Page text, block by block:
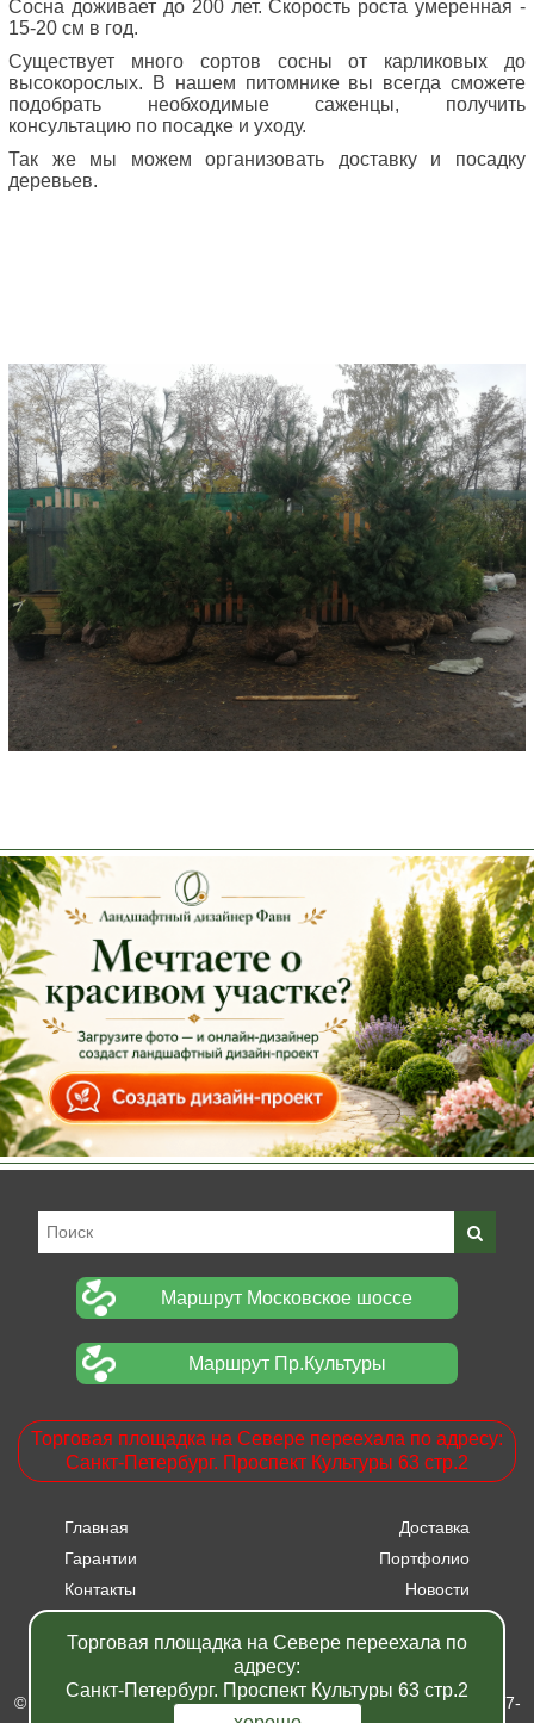
Сосна доживает до 200 лет. Скорость роста умеренная -
15-20 см в год.
Существует много сортов сосны от карликовых до
высокорослых. В нашем питомнике вы всегда сможете
подобрать необходимые саженцы, получить
консультацию по посадке и уходу.
Так же мы можем организовать доставку и посадку
деревьев.
Маршрут Московское шоссе
Маршрут Пр.Культуры
Торговая площадка на Севере переехала по адресу:
Санкт-Петербург. Проспект Культуры 63 стр.2
Главная
Доставка
Гарантии
Портфолио
Контакты
Новости
Акции
© Питомник растений "Фавн" - Санкт-Петербург - Москва 2007-
Торговая площадка на Севере переехала по
адресу:
Санкт-Петербург. Проспект Культуры 63 стр.2